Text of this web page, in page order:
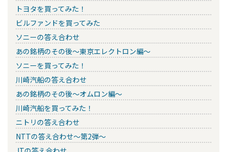
トヨタを買ってみた！
ビルファンドを買ってみた
ソニーの答え合わせ
あの銘柄のその後～東京エレクトロン編～
ソニーを買ってみた！
川崎汽船の答え合わせ
あの銘柄のその後～オムロン編～
川崎汽船を買ってみた！
ニトリの答え合わせ
NTTの答え合わせ～第2弾～